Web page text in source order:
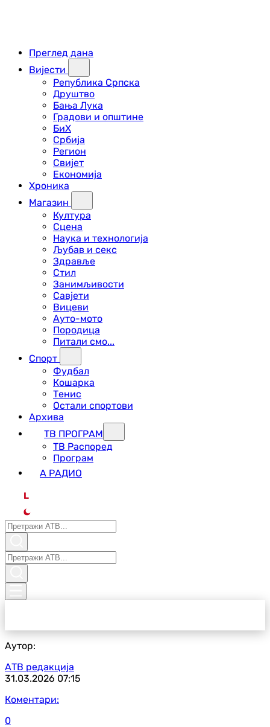
Преглед дана
Вијести
Република Српска
Друштво
Бања Лука
Градови и општине
БиХ
Србија
Регион
Свијет
Економија
Хроника
Магазин
Култура
Сцена
Наука и технологија
Љубав и секс
Здравље
Стил
Занимљивости
Савјети
Вицеви
Ауто-мото
Породица
Питали смо...
Спорт
Фудбал
Кошарка
Тенис
Остали спортови
Архива
ТВ ПРОГРАМ
ТВ Распоред
Програм
А РАДИО
L
Аутор:
АТВ редакција
31.03.2026 07:15
Коментари:
0